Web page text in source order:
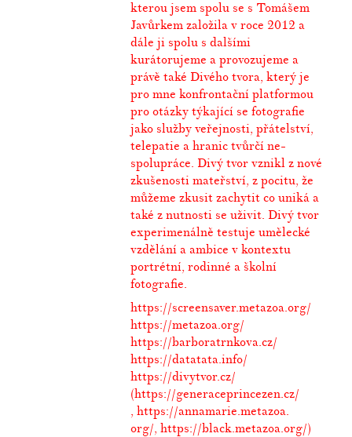
kterou jsem spolu se s Tomášem
Javůrkem založila v roce 2012 a
dále ji spolu s dalšími
kurátorujeme a provozujeme a
právě také Divého tvora, který je
pro mne konfrontační platformou
pro otázky týkající se fotografie
jako služby veřejnosti, přátelství,
telepatie a hranic tvůrčí ne-
spolupráce. Divý tvor vznikl z nové
zkušenosti mateřství, z pocitu, že
můžeme zkusit zachytit co uniká a
také z nutnosti se uživit. Divý tvor
experimenálně testuje umělecké
vzdělání a ambice v kontextu
portrétní, rodinné a školní
fotografie.
https://screensaver.metazoa.org/
https://metazoa.org/
https://barboratrnkova.cz/
https://datatata.info/
https://divytvor.cz/
(https://generaceprincezen.cz/
, https://annamarie.metazoa.
org/, https://black.metazoa.org/)